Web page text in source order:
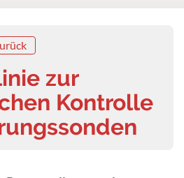
zur
Kontrolle